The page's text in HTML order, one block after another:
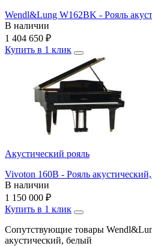
Wendl&Lung W162BK - Рояль
В наличии
1 404 650 ₽
Купить в 1 клик
Акустический рояль
Vivoton 160B - Рояль
В наличии
1 150 000 ₽
Купить в 1 клик
Сопутствующие товары
акустический, белый